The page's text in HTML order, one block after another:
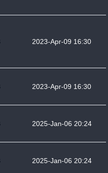
2023-Apr-09 16:30
2023-Apr-09 16:30
2025-Jan-06 20:24
2025-Jan-06 20:24